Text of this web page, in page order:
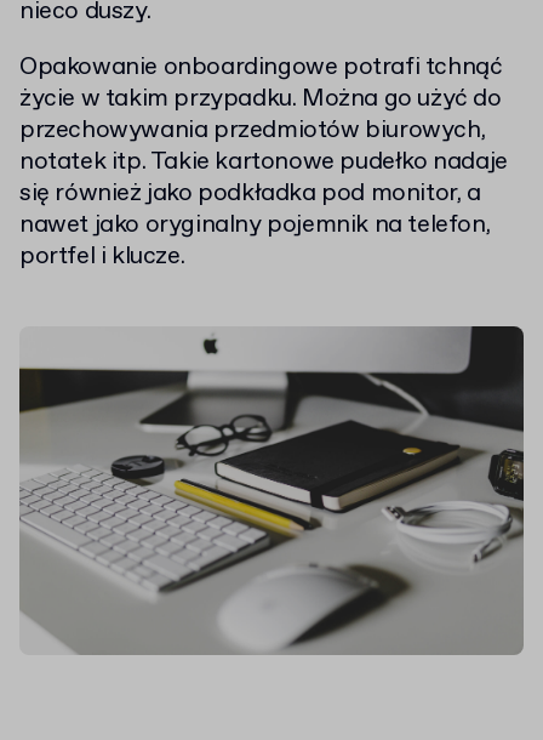
nieco duszy.
Opakowanie onboardingowe potrafi tchnąć
życie w takim przypadku. Można go użyć do
przechowywania przedmiotów biurowych,
notatek itp. Takie kartonowe pudełko nadaje
się również jako podkładka pod monitor, a
nawet jako oryginalny pojemnik na telefon,
portfel i klucze.